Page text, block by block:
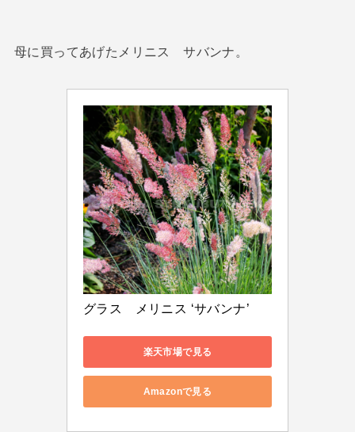
母に買ってあげたメリニス サバンナ。
グラス　メリニス ‘サバンナ’
楽天市場で見る
Amazonで見る